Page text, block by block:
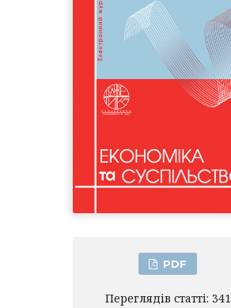
PDF
Переглядів статті: 341